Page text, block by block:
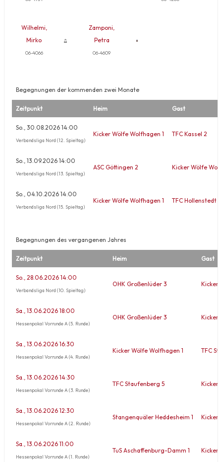
Wilhelmi,
Mirko
06-4066
Zamponi,
Petra
06-4609
Begegnungen der kommenden zwei Monate
Zeitpunkt Heim Gast
So., 30.08.2026 14:00
Verbandsliga Nord (12. Spieltag)
Kicker Wölfe Wolfhagen 1 TFC Kassel 2
So., 13.09.2026 14:00
Verbandsliga Nord (13. Spieltag)
ASC Göttingen 2 Kicker Wölfe
So., 04.10.2026 14:00
Verbandsliga Nord (15. Spieltag)
Kicker Wölfe Wolfhagen 1 TFC Hollenstedt 1
Begegnungen des vergangenen Jahres
Zeitpunkt Heim Gast
So., 28.06.2026 14:00
Verbandsliga Nord (10. Spieltag)
OHK Großenlüder 3 Kicker
Sa., 13.06.2026 18:00
Hessenpokal Vorrunde A (5. Runde)
OHK Großenlüder 3 Kicker
Sa., 13.06.2026 16:30
Hessenpokal Vorrunde A (4. Runde)
Kicker Wölfe Wolfhagen 1 TFC
Sa., 13.06.2026 14:30
Hessenpokal Vorrunde A (3. Runde)
TFC Staufenberg 5 Kicker
Sa., 13.06.2026 12:30
Hessenpokal Vorrunde A (2. Runde)
Stangenquäler Heddesheim 1 Kicker
Sa., 13.06.2026 11:00
Hessenpokal Vorrunde A (1. Runde)
TuS Aschaffenburg-Damm 1 Kicker